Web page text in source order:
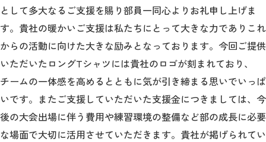
入試情報サイト
2026年9月入学者向け 新入生サイト
として多大なるご支援を賜り部員一同心よりお礼申し上げま
す。貴社の暖かいご支援は私たちにとって大きな力でありこれ
からの活動に向けた大きな励みとなっております。今回ご提供
いただいたロングTシャツには貴社のロゴが刻まれており、
チームの一体感を高めるとともに気が引き締まる思いでいっぱ
いです。またご支援していただいた支援金につきましては、今
後の大会出場に伴う費用や練習環境の整備など部の成長に必要
な場面で大切に活用させていただきます。貴社が掲げられてい